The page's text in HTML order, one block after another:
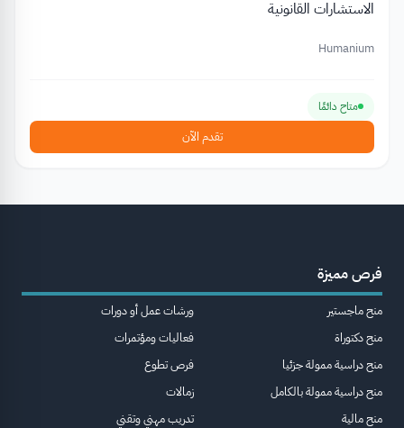
الاستشارات القانونية
Humanium
متاح دائمًا
تقدم الآن
فرص مميزة
منح ماجستير
منح دكتوراة
منح دراسية ممولة جزئيا
منح دراسية ممولة بالكامل
منح مالية
ورشات عمل أو دورات
فعاليات ومؤتمرات
فرص تطوع
زمالات
تدريب مهني وتقني